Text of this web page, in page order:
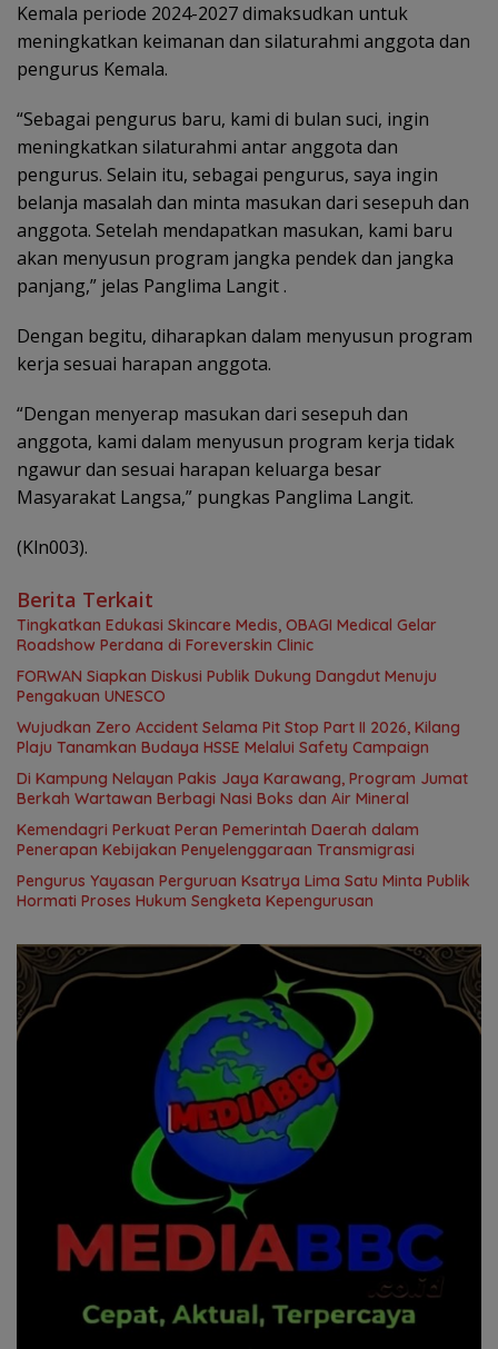
Kemala periode 2024-2027 dimaksudkan untuk
meningkatkan keimanan dan silaturahmi anggota dan
pengurus Kemala.
“Sebagai pengurus baru, kami di bulan suci, ingin
meningkatkan silaturahmi antar anggota dan
pengurus. Selain itu, sebagai pengurus, saya ingin
belanja masalah dan minta masukan dari sesepuh dan
anggota. Setelah mendapatkan masukan, kami baru
akan menyusun program jangka pendek dan jangka
panjang,” jelas Panglima Langit .
Dengan begitu, diharapkan dalam menyusun program
kerja sesuai harapan anggota.
“Dengan menyerap masukan dari sesepuh dan
anggota, kami dalam menyusun program kerja tidak
ngawur dan sesuai harapan keluarga besar
Masyarakat Langsa,” pungkas Panglima Langit.
(Kln003).
Berita Terkait
Tingkatkan Edukasi Skincare Medis, OBAGI Medical Gelar
Roadshow Perdana di Foreverskin Clinic
FORWAN Siapkan Diskusi Publik Dukung Dangdut Menuju
Pengakuan UNESCO
Wujudkan Zero Accident Selama Pit Stop Part II 2026, Kilang
Plaju Tanamkan Budaya HSSE Melalui Safety Campaign
Di Kampung Nelayan Pakis Jaya Karawang, Program Jumat
Berkah Wartawan Berbagi Nasi Boks dan Air Mineral
Kemendagri Perkuat Peran Pemerintah Daerah dalam
Penerapan Kebijakan Penyelenggaraan Transmigrasi
Pengurus Yayasan Perguruan Ksatrya Lima Satu Minta Publik
Hormati Proses Hukum Sengketa Kepengurusan